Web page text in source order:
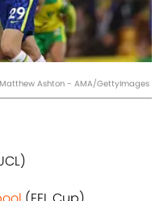
Ashton - AMA/GettyImages